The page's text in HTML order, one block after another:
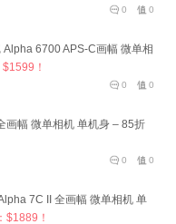
0
0
Alpha 6700 APS-C画幅 微单相
！
0
0
画幅 微单相机 单机身 – 85折
0
0
7C II 全画幅 微单相机 单
$1889！